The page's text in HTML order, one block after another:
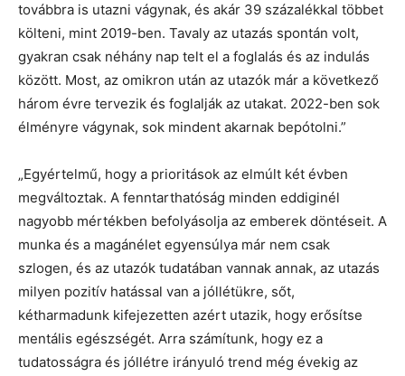
továbbra is utazni vágynak, és akár 39 százalékkal többet
költeni, mint 2019-ben. Tavaly az utazás spontán volt,
gyakran csak néhány nap telt el a foglalás és az indulás
között. Most, az omikron után az utazók már a következő
három évre tervezik és foglalják az utakat. 2022-ben sok
élményre vágynak, sok mindent akarnak bepótolni.”
„Egyértelmű, hogy a prioritások az elmúlt két évben
megváltoztak. A fenntarthatóság minden eddiginél
nagyobb mértékben befolyásolja az emberek döntéseit. A
munka és a magánélet egyensúlya már nem csak
szlogen, és az utazók tudatában vannak annak, az utazás
milyen pozitív hatással van a jóllétükre, sőt,
kétharmadunk kifejezetten azért utazik, hogy erősítse
mentális egészségét. Arra számítunk, hogy ez a
tudatosságra és jóllétre irányuló trend még évekig az